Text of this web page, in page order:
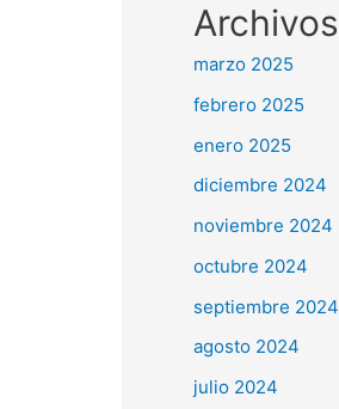
Archivos
marzo 2025
febrero 2025
enero 2025
diciembre 2024
noviembre 2024
octubre 2024
septiembre 2024
agosto 2024
julio 2024